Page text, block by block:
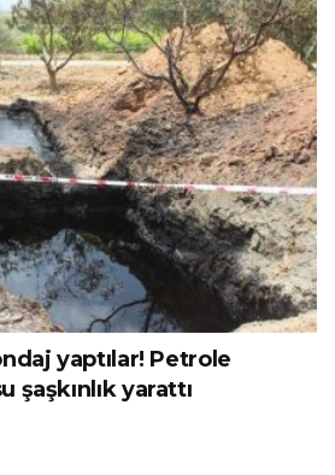
yaptılar! Petrole
şaşkınlık yarattı